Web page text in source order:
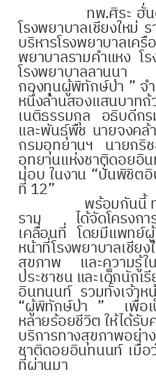
ทพ.ศิระ ฮั่นตระกู
โรงพยาบาลเชียงใหม่
บริหารโรงพยาบาลเค
พยาบาลรามคำแหง โ
โรงพยาบาลลานนา
กองทุนผู้พิทักษ์ป่า ” จ
หนึ่งล้านสองแสนบา
เนติธรรมกุล อธิบดีก
และพันธุ์พืช นายจงค
กรมอุทยานฯ นายก
อุทยานแห่งชาติดอย
มอบ ในงาน “ปั่นพิชิต
ที่ 12”
พร้อมกันนี้ ทางโ
ราม ได้จัดโครงกา
เคลื่อนที่ โดยมีแพทย์
หน้าที่โรงพยาบาลเชีย
สุขภาพ และความรู้ใ
ประชาชน และเด็กนัก
อินทนนท์ รวมทั้งเจ้าห
“ผู้พิทักษ์ป่า ” เพื่อเป็
หลายร้อยชีวิต ให้ได้รับ
บริการทางสุขภาพอ
ชาติดอยอินทนนท์ เมื่
ที่ผ่านมา